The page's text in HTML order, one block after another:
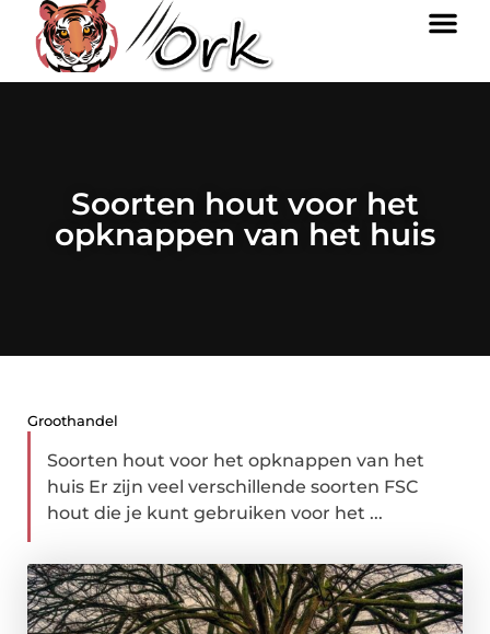
Soorten hout voor het
opknappen van het huis
Groothandel
Soorten hout voor het opknappen van het
huis Er zijn veel verschillende soorten FSC
hout die je kunt gebruiken voor het ...